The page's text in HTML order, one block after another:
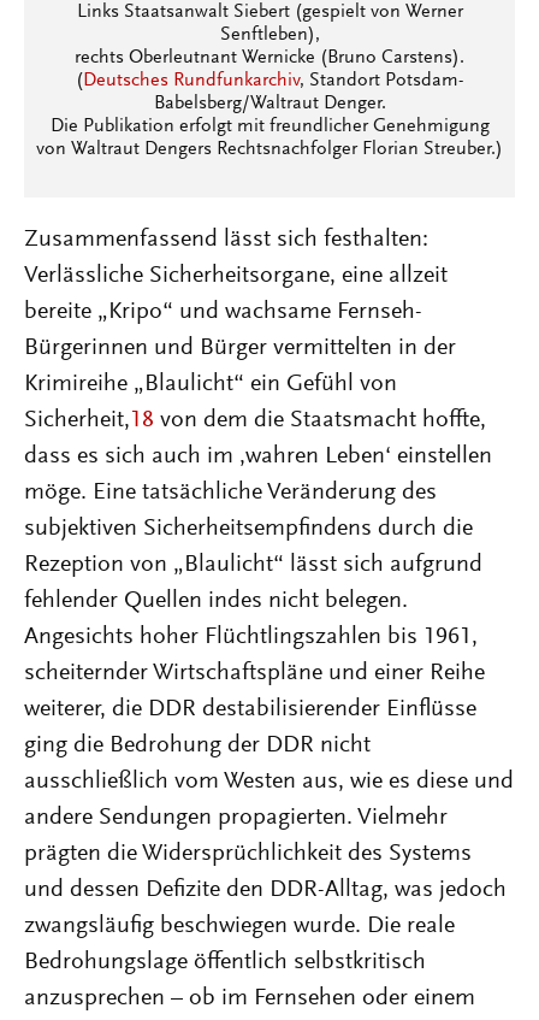
Links Staatsanwalt Siebert (gespielt von Werner
Senftleben),
rechts Oberleutnant Wernicke (Bruno Carstens).
(Deutsches Rundfunkarchiv, Standort Potsdam-
Babelsberg/Waltraut Denger.
Die Publikation erfolgt mit freundlicher Genehmigung
von Waltraut Dengers Rechtsnachfolger Florian Streuber.)
Zusammenfassend lässt sich festhalten:
Verlässliche Sicherheitsorgane, eine allzeit
bereite „Kripo“ und wachsame Fernseh-
Bürgerinnen und Bürger vermittelten in der
Krimireihe „Blaulicht“ ein Gefühl von
Sicherheit,18 von dem die Staatsmacht hoffte,
dass es sich auch im ‚wahren Leben‘ einstellen
möge. Eine tatsächliche Veränderung des
subjektiven Sicherheitsempfindens durch die
Rezeption von „Blaulicht“ lässt sich aufgrund
fehlender Quellen indes nicht belegen.
Angesichts hoher Flüchtlingszahlen bis 1961,
scheiternder Wirtschaftspläne und einer Reihe
weiterer, die DDR destabilisierender Einflüsse
ging die Bedrohung der DDR nicht
ausschließlich vom Westen aus, wie es diese und
andere Sendungen propagierten. Vielmehr
prägten die Widersprüchlichkeit des Systems
und dessen Defizite den DDR-Alltag, was jedoch
zwangsläufig beschwiegen wurde. Die reale
Bedrohungslage öffentlich selbstkritisch
anzusprechen – ob im Fernsehen oder einem